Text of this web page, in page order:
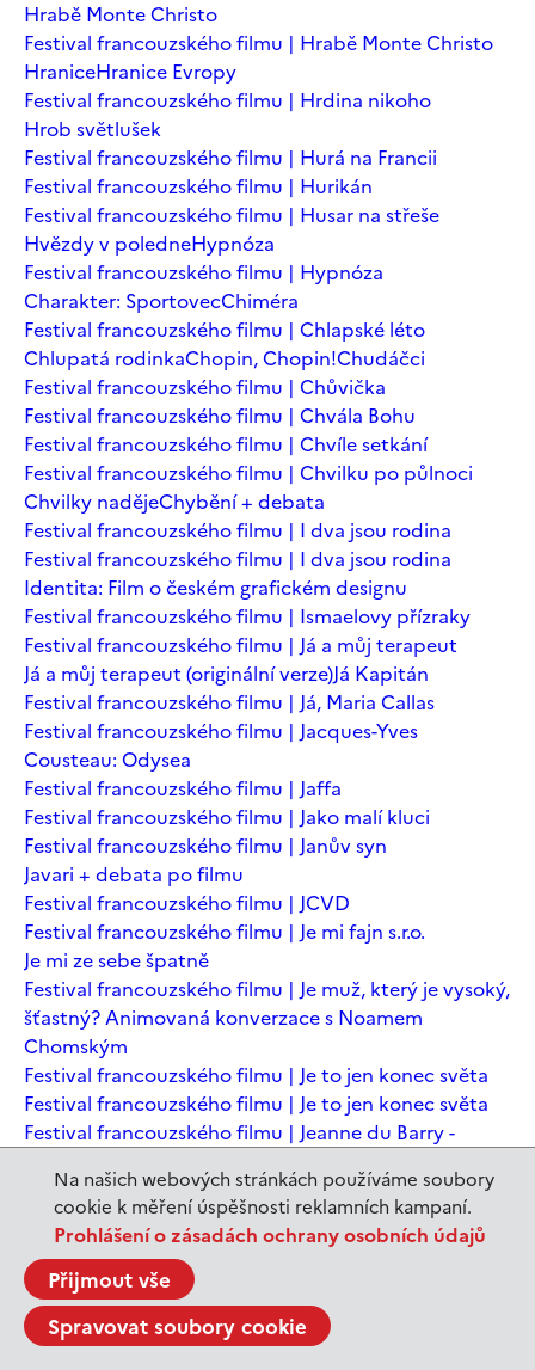
Na našich webových stránkách používáme soubory
cookie k měření úspěšnosti reklamních kampaní.
Prohlášení o zásadách ochrany osobních údajů
Přijmout vše
Spravovat soubory cookie
Hrabě Monte Christo
Festival francouzského filmu | Hrabě Monte Christo
HraniceHranice Evropy
Festival francouzského filmu | Hrdina nikoho
Hrob světlušek
Festival francouzského filmu | Hurá na Francii
Festival francouzského filmu | Hurikán
Festival francouzského filmu | Husar na střeše
Hvězdy v poledneHypnóza
Festival francouzského filmu | Hypnóza
Charakter: SportovecChiméra
Festival francouzského filmu | Chlapské léto
Chlupatá rodinkaChopin, Chopin!Chudáčci
Festival francouzského filmu | Chůvička
Festival francouzského filmu | Chvála Bohu
Festival francouzského filmu | Chvíle setkání
Festival francouzského filmu | Chvilku po půlnoci
Chvilky nadějeChybění + debata
Festival francouzského filmu | I dva jsou rodina
Festival francouzského filmu | I dva jsou rodina
Identita: Film o českém grafickém designu
Festival francouzského filmu | Ismaelovy přízraky
Festival francouzského filmu | Já a můj terapeut
Já a můj terapeut (originální verze)Já Kapitán
Festival francouzského filmu | Já, Maria Callas
Festival francouzského filmu | Jacques-Yves
Cousteau: Odysea
Festival francouzského filmu | Jaffa
Festival francouzského filmu | Jako malí kluci
Festival francouzského filmu | Janův syn
Javari + debata po filmu
Festival francouzského filmu | JCVD
Festival francouzského filmu | Je mi fajn s.r.o.
Je mi ze sebe špatně
Festival francouzského filmu | Je muž, který je vysoký,
šťastný? Animovaná konverzace s Noamem
Chomským
Festival francouzského filmu | Je to jen konec světa
Festival francouzského filmu | Je to jen konec světa
Festival francouzského filmu | Jeanne du Barry -
Jeanne du Barry – Králova milenka
JEDEN SVĚT | Alláh není povinen
JEDEN SVĚT | Až mě zabásnou
JEDEN SVĚT | Carmela a ti, co prochází
JEDEN SVĚT | Dítě prachu
JEDEN SVĚT | Drobná nehoda